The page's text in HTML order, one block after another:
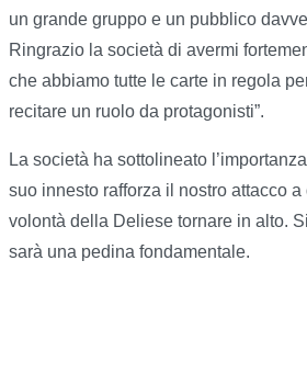
un grande gruppo e un pubblico
Ringrazio la società di avermi
che abbiamo tutte le carte in regola
recitare un ruolo da protagonisti”.
La società ha sottolineato l’importanza
suo innesto rafforza il nostro attacco
volontà della Deliese tornare in alto.
sarà una pedina fondamentale.